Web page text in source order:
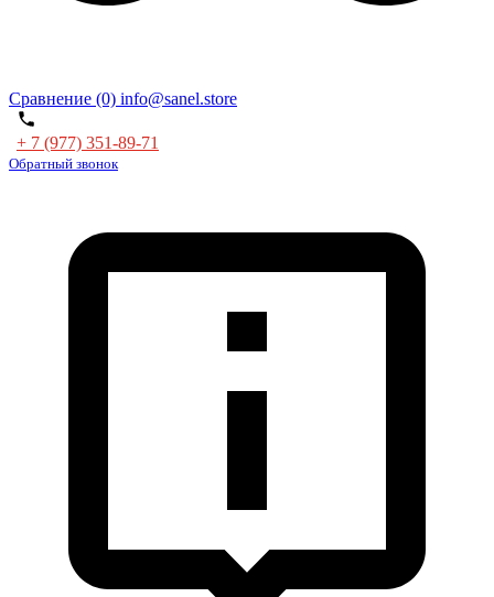
Сравнение (0) info@sanel.store
+ 7 (977) 351-89-71
Обратный звонок